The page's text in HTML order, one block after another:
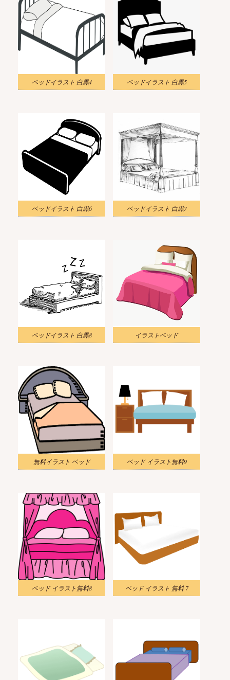
ベッドイラスト 白黒4 ベッドイラスト 白黒5
ベッドイラスト 白黒6 ベッドイラスト 白黒7
ベッドイラスト 白黒8 イラストベッド
無料イラスト ベッド ベッド イラスト無料9
ベッド イラスト無料8 ベッド イラスト 無料 7